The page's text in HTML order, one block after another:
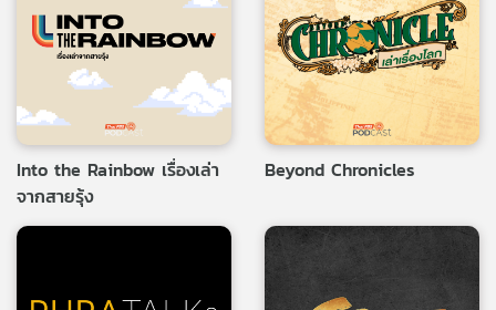
Into the Rainbow เรื่องเล่า
จากสายรุ้ง
Beyond Chronicles